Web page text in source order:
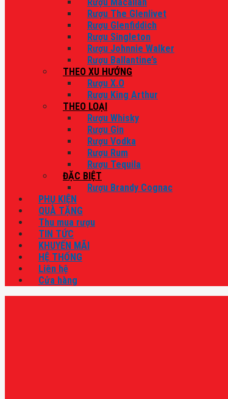
Rượu The Glenlivet
Rượu Glenfiddich
Rượu Singleton
Rượu Johnnie Walker
Rượu Ballantine’s
THEO XU HƯỚNG
Rượu X.O
Rượu King Arthur
THEO LOẠI
Rượu Whisky
Rượu Gin
Rượu Vodka
Rượu Rum
Rượu Tequila
ĐẶC BIỆT
Rượu Brandy Cognac
PHỤ KIỆN
QUÀ TẶNG
Thu mua rượu
TIN TỨC
KHUYẾN MÃI
HỆ THỐNG
Liên hệ
Cửa hàng